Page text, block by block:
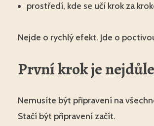
prostředí, kde se učí krok za
Nejde o rychlý efekt. Jde o
První krok je
Nemusíte být připravení na
Stačí být připravení začít.